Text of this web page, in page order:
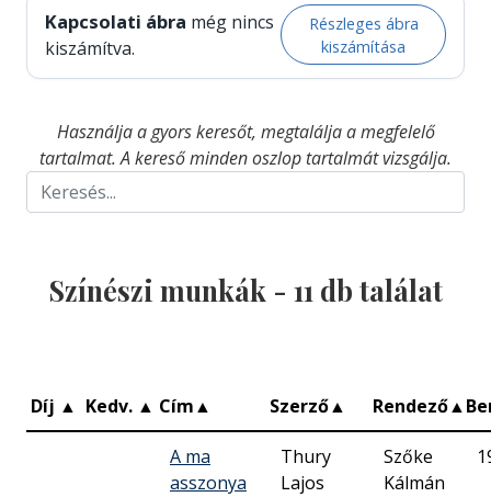
Kapcsolati ábra még nincs
kiszámítva.
Részleges ábra
kiszámítása
Használja a gyors keresőt, megtalálja a megfelelő
tartalmat. A kereső minden oszlop tartalmát vizsgálja.
Színészi munkák - 11 db találat
Díj ▲ Kedv. ▲ Cím▲ Szerző▲ Rendező▲
A ma
asszonya
Thury
Lajos
Szőke
Kálmán